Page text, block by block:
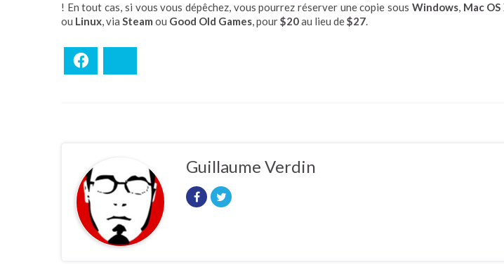
! En tout cas, si vous vous dépêchez, vous pourrez réserver une copie sous Windows, Mac OS
ou Linux, via Steam ou Good Old Games, pour$20au lieu de$27.
Guillaume Verdin